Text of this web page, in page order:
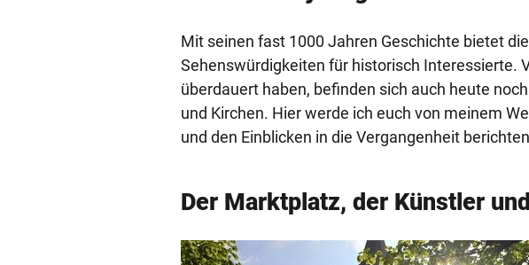
Mit seinen fast 1000 Jahren Geschichte bietet
Sehenswürdigkeiten für historisch Interessierte.
überdauert haben, befinden sich auch heute
und Kirchen. Hier werde ich euch von meinem
und den Einblicken in die Vergangenheit
Der Marktplatz, der Künstler